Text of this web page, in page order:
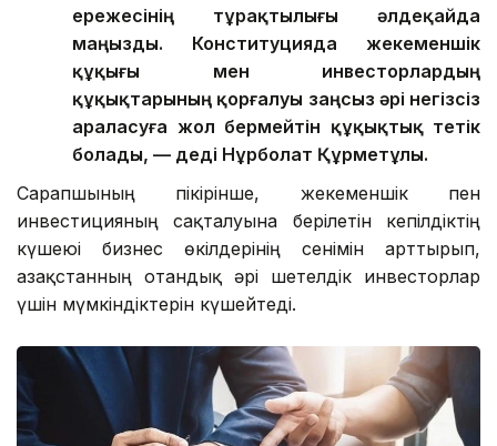
ережесінің тұрақтылығы әлдеқайда
маңызды. Конституцияда жекеменшік
құқығы мен инвесторлардың
құқықтарының қорғалуы заңсыз әрі негізсіз
араласуға жол бермейтін құқықтық тетік
болады, — деді Нұрболат Құрметұлы.
Сарапшының пікірінше, жекеменшік пен
инвестицияның сақталуына берілетін кепілдіктің
күшеюі бизнес өкілдерінің сенімін арттырып,
Қазақстанның отандық әрі шетелдік инвесторлар
үшін мүмкіндіктерін күшейтеді.